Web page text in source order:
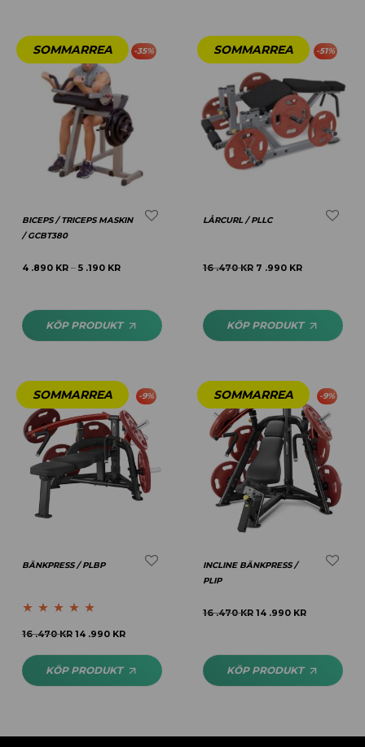
-35%
BICEPS / TRICEPS MASKIN
/ GCBT380
4 .890 KR – 5 .190 KR
KÖP PRODUKT
-51%
LÅRCURL / PLLC
16 .470KR 7 .990 KR
KÖP PRODUKT
-9%
BÄNKPRESS / PLBP
Betygsatt5.00
16 .470KR 14 .990 KR
KÖP PRODUKT
-9%
INCLINE BÄNKPRESS /
PLIP
16 .470KR 14 .990 KR
KÖP PRODUKT